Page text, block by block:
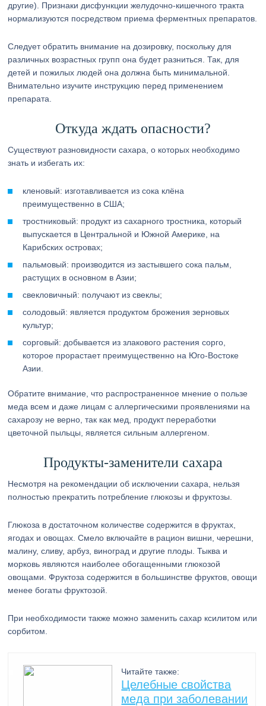
другие). Признаки дисфункции желудочно-кишечного тракта
нормализуются посредством приема ферментных препаратов.
Следует обратить внимание на дозировку, поскольку для
различных возрастных групп она будет разниться. Так, для
детей и пожилых людей она должна быть минимальной.
Внимательно изучите инструкцию перед применением
препарата.
Откуда ждать опасности?
Существуют разновидности сахара, о которых необходимо
знать и избегать их:
кленовый: изготавливается из сока клёна
преимущественно в США;
тростниковый: продукт из сахарного тростника, который
выпускается в Центральной и Южной Америке, на
Карибских островах;
пальмовый: производится из застывшего сока пальм,
растущих в основном в Азии;
свекловичный: получают из свеклы;
солодовый: является продуктом брожения зерновых
культур;
сорговый: добывается из злакового растения сорго,
которое прорастает преимущественно на Юго-Востоке
Азии.
Обратите внимание, что распространенное мнение о пользе
меда всем и даже лицам с аллергическими проявлениями на
сахарозу не верно, так как мед, продукт переработки
цветочной пыльцы, является сильным аллергеном.
Продукты-заменители сахара
Несмотря на рекомендации об исключении сахара, нельзя
полностью прекратить потребление глюкозы и фруктозы.
Глюкоза в достаточном количестве содержится в фруктах,
ягодах и овощах. Смело включайте в рацион вишни, черешни,
малину, сливу, арбуз, виноград и другие плоды. Тыква и
морковь являются наиболее обогащенными глюкозой
овощами. Фруктоза содержится в большинстве фруктов, овощи
менее богаты фруктозой.
При необходимости также можно заменить сахар ксилитом или
сорбитом.
Читайте также:
Целебные свойства
меда при заболевании